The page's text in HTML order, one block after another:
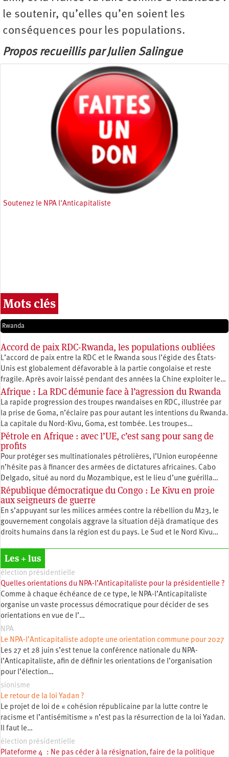
le soutenir, qu’elles qu’en soient les
conséquences pour les populations.
Propos recueillis par Julien Salingue
Soutenez le NPA l'Anticapitaliste
Mots clés
Rwanda
Accord de paix RDC-Rwanda, les populations oubliées
L’accord de paix entre la RDC et le Rwanda sous l’égide des États-
Unis est globalement défavorable à la partie congolaise et reste
fragile. Après avoir laissé pendant des années la Chine exploiter le…
Afrique : La RDC démunie face à l’agression du Rwanda
La rapide progression des troupes rwandaises en RDC, illustrée par
la prise de Goma, n’éclaire pas pour autant les intentions du Rwanda.
La capitale du Nord-Kivu, Goma, est tombée. Les troupes…
Pétrole en Afrique : avec l’UE, c’est sang pour sang de
profits
Pour protéger ses multinationales pétrolières, l’Union européenne
n’hésite pas à financer des armées de dictatures africaines. Cabo
Delgado, situé au nord du Mozambique, est le lieu d’une guérilla…
République démocratique du Congo : Le Kivu en proie
aux seigneurs de guerre
En s’appuyant sur les milices armées contre la rébellion du M23, le
gouvernement congolais aggrave la situation déjà dramatique des
droits humains dans la région est du pays. Le Sud et le Nord Kivu…
Les + lus
élection présidentielle
Quelles orientations du NPA-l’Anticapitaliste pour la présidentielle ?
Comme à chaque échéance de ce type, le NPA-l’Anticapitaliste
organise un vaste processus démocratique pour décider de ses
orientations en vue de l’…
NPA
Le NPA-l’Anticapitaliste adopte une orientation commune pour 2027
Les 27 et 28 juin s’est tenue la conférence nationale du NPA-
l’Anticapitaliste, afin de définir les orientations de l’organisation
pour l’élection…
sionisme
Le retour de la loi Yadan ?
Le projet de loi de « cohésion républicaine par la lutte contre le
racisme et l’antisémitisme » n’est pas la résurrection de la loi Yadan.
Il faut le…
élection présidentielle
Plateforme 4 : Ne pas céder à la résignation, faire de la politique